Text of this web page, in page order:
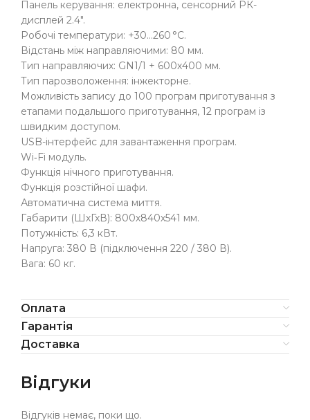
Панель керування: електронна, сенсорний РК-
дисплей 2.4".
Робочі температури: +30…260 °C.
Відстань між направляючими: 80 мм.
Тип направляючих: GN1/1 + 600х400 мм.
Тип парозволоження: інжекторне.
Можливість запису до 100 програм приготування з
етапами подальшого приготування, 12 програм із
швидким доступом.
USB-інтерфейс для завантаження програм.
Wi‑Fi модуль.
Функція нічного приготування.
Функція розстійної шафи.
Автоматична система миття.
Габарити (ШхГхВ): 800х840х541 мм.
Потужність: 6,3 кВт.
Напруга: 380 В (підключення 220 / 380 В).
Вага: 60 кг.
Оплата
Гарантія
Доставка
Відгуки
Відгуків немає, поки що.